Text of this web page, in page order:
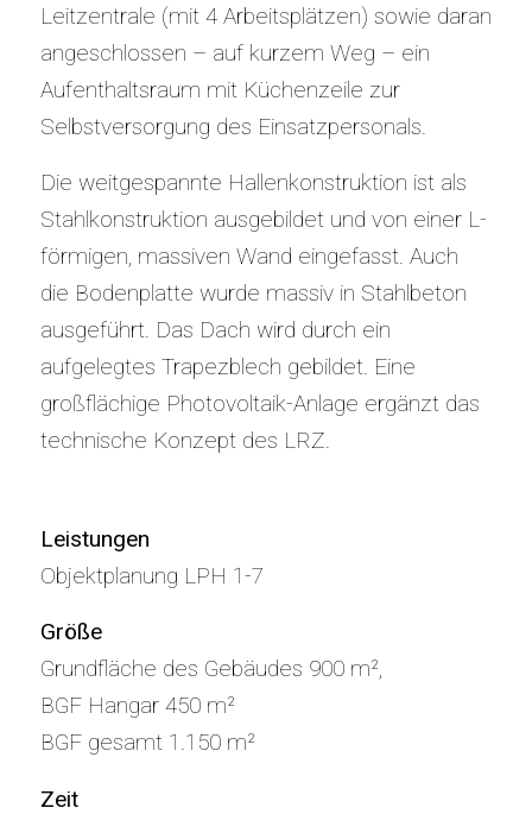
Leitzentrale (mit 4 Arbeitsplätzen) sowie daran
angeschlossen – auf kurzem Weg – ein
Aufenthaltsraum mit Küchenzeile zur
Selbstversorgung des Einsatzpersonals.
Die weitgespannte Hallenkonstruktion ist als
Stahlkonstruktion ausgebildet und von einer L-
förmigen, massiven Wand eingefasst. Auch
die Bodenplatte wurde massiv in Stahlbeton
ausgeführt. Das Dach wird durch ein
aufgelegtes Trapezblech gebildet. Eine
großflächige Photovoltaik-Anlage ergänzt das
technische Konzept des LRZ.
Leistungen
Objektplanung LPH 1-7
Größe
Grundfläche des Gebäudes 900 m²,
BGF Hangar 450 m²
BGF gesamt 1.150 m²
Zeit